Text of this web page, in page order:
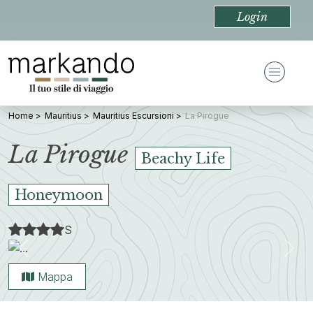
Login
Home Mauritius Mauritius Escursioni La Pirogue
La Pirogue Beachy Life
Honeymoon
S
Previous
Next
Mappa